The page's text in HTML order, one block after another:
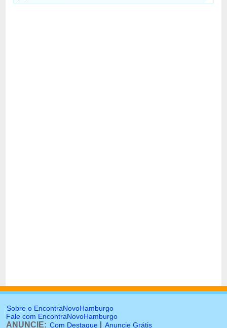
Sobre o EncontraNovoHamburgo
Fale com EncontraNovoHamburgo
ANUNCIE: Com Destaque Anuncie Grátis